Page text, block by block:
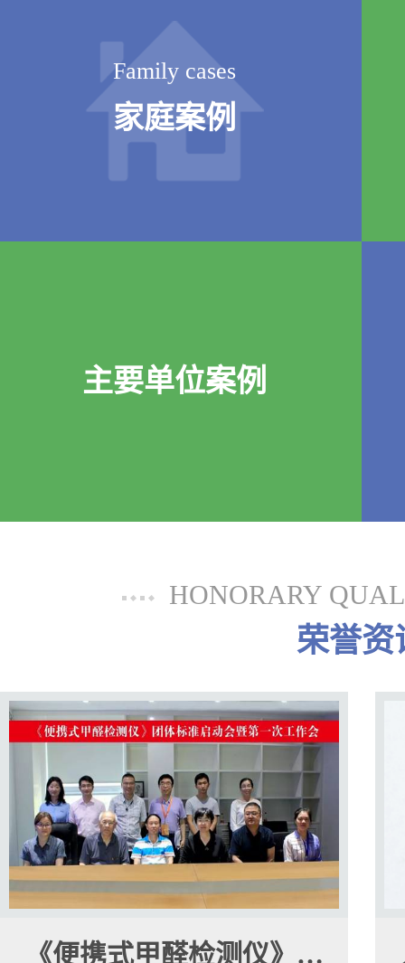
Family cases
家庭案例
主要单位案例
HONORARY
荣誉资
《便携式甲醛检测仪》…